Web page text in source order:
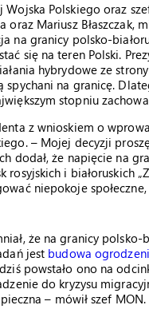
Polskiego oraz
Mariusz Błaszczak,
na granicy polsko-
się na teren Polski.
hybrydowe ze
na granicę.
stopniu
z wnioskiem o
– Mojej decyzji
dodał, że napięcie na
i białoruskich
niepokoje
że na granicy polsko-
jest budowa
powstało ono na
do kryzysu
– mówił szef MON.